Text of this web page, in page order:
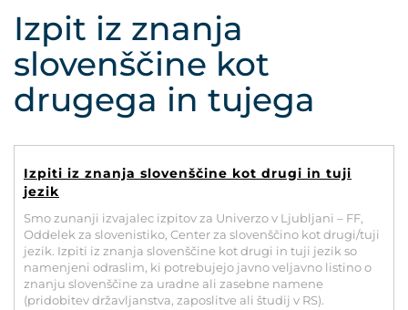
SIVINE
OZNAČI NASLOVE
Izpit iz znanja
slovenščine kot
drugega in tujega
Izpiti iz znanja slovenščine kot drugi in tuji
jezik
Smo zunanji izvajalec izpitov za Univerzo v Ljubljani – FF,
Oddelek za slovenistiko, Center za slovenščino kot drugi/tuji
jezik. Izpiti iz znanja slovenščine kot drugi in tuji jezik so
namenjeni odraslim, ki potrebujejo javno veljavno listino o
znanju slovenščine za uradne ali zasebne namene
(pridobitev državljanstva, zaposlitve ali študij v RS).